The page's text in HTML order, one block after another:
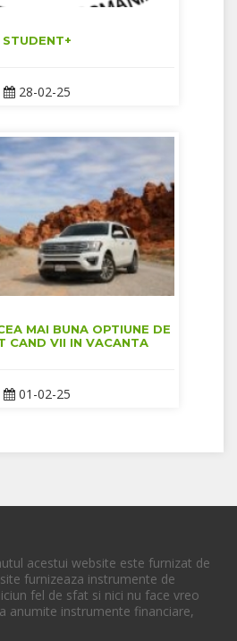
STUDENT+
28-02-25
MAI BUNA OPTIUNE DE
CAND VII IN VACANTA
01-02-25
acestui website este furnizat de
furnizeaza instrumente de
fel de sfat si nici nu face vreo
anumite instrumente financiare,